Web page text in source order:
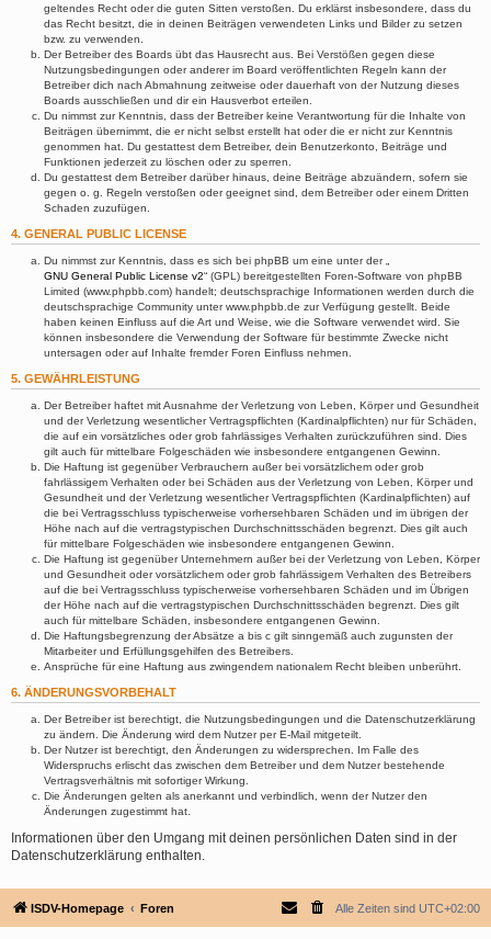
geltendes Recht oder die guten Sitten verstoßen. Du erklärst insbesondere, dass du
das Recht besitzt, die in deinen Beiträgen verwendeten Links und Bilder zu setzen
bzw. zu verwenden.
Der Betreiber des Boards übt das Hausrecht aus. Bei Verstößen gegen diese
Nutzungsbedingungen oder anderer im Board veröffentlichten Regeln kann der
Betreiber dich nach Abmahnung zeitweise oder dauerhaft von der Nutzung dieses
Boards ausschließen und dir ein Hausverbot erteilen.
Du nimmst zur Kenntnis, dass der Betreiber keine Verantwortung für die Inhalte von
Beiträgen übernimmt, die er nicht selbst erstellt hat oder die er nicht zur Kenntnis
genommen hat. Du gestattest dem Betreiber, dein Benutzerkonto, Beiträge und
Funktionen jederzeit zu löschen oder zu sperren.
Du gestattest dem Betreiber darüber hinaus, deine Beiträge abzuändern, sofern sie
gegen o. g. Regeln verstoßen oder geeignet sind, dem Betreiber oder einem Dritten
Schaden zuzufügen.
4. GENERAL PUBLIC LICENSE
Du nimmst zur Kenntnis, dass es sich bei phpBB um eine unter der „
GNU General Public License v2“ (GPL) bereitgestellten Foren-Software von phpBB
Limited (www.phpbb.com) handelt; deutschsprachige Informationen werden durch die
deutschsprachige Community unter www.phpbb.de zur Verfügung gestellt. Beide
haben keinen Einfluss auf die Art und Weise, wie die Software verwendet wird. Sie
können insbesondere die Verwendung der Software für bestimmte Zwecke nicht
untersagen oder auf Inhalte fremder Foren Einfluss nehmen.
5. GEWÄHRLEISTUNG
Der Betreiber haftet mit Ausnahme der Verletzung von Leben, Körper und Gesundheit
und der Verletzung wesentlicher Vertragspflichten (Kardinalpflichten) nur für Schäden,
die auf ein vorsätzliches oder grob fahrlässiges Verhalten zurückzuführen sind. Dies
gilt auch für mittelbare Folgeschäden wie insbesondere entgangenen Gewinn.
Die Haftung ist gegenüber Verbrauchern außer bei vorsätzlichem oder grob
fahrlässigem Verhalten oder bei Schäden aus der Verletzung von Leben, Körper und
Gesundheit und der Verletzung wesentlicher Vertragspflichten (Kardinalpflichten) auf
die bei Vertragsschluss typischerweise vorhersehbaren Schäden und im übrigen der
Höhe nach auf die vertragstypischen Durchschnittsschäden begrenzt. Dies gilt auch
für mittelbare Folgeschäden wie insbesondere entgangenen Gewinn.
Die Haftung ist gegenüber Unternehmern außer bei der Verletzung von Leben, Körper
und Gesundheit oder vorsätzlichem oder grob fahrlässigem Verhalten des Betreibers
auf die bei Vertragsschluss typischerweise vorhersehbaren Schäden und im Übrigen
der Höhe nach auf die vertragstypischen Durchschnittsschäden begrenzt. Dies gilt
auch für mittelbare Schäden, insbesondere entgangenen Gewinn.
Die Haftungsbegrenzung der Absätze a bis c gilt sinngemäß auch zugunsten der
Mitarbeiter und Erfüllungsgehilfen des Betreibers.
Ansprüche für eine Haftung aus zwingendem nationalem Recht bleiben unberührt.
6. ÄNDERUNGSVORBEHALT
Der Betreiber ist berechtigt, die Nutzungsbedingungen und die Datenschutzerklärung
zu ändern. Die Änderung wird dem Nutzer per E-Mail mitgeteilt.
Der Nutzer ist berechtigt, den Änderungen zu widersprechen. Im Falle des
Widerspruchs erlischt das zwischen dem Betreiber und dem Nutzer bestehende
Vertragsverhältnis mit sofortiger Wirkung.
Die Änderungen gelten als anerkannt und verbindlich, wenn der Nutzer den
Änderungen zugestimmt hat.
Informationen über den Umgang mit deinen persönlichen Daten sind in der
Datenschutzerklärung enthalten.
ISDV-Homepage Foren Alle Zeiten sind UTC+02:00